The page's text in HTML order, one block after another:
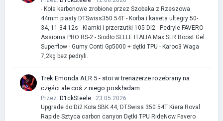
- Koła karbonowe zrobione przez Szobaka z Rzeszowa
44mm piasty DTSwiss350 54T - Korba i kaseta ultegry 50-
34, 11-34 12s - Klamki i przerzutki 105 DI2 - Pedryle FAVERO
Assioma PRO RS-2 - Siodło SELLE ITALIA Max SLR Boost Gel
Superflow - Gumy Conti Gp5000 + dętki TPU - Karoo3 Waga
7,2kg bez pedryli.
Trek Emonda ALR 5 - stoi w trenażerze rozebrany na
części ale coś z niego poskładam
Przez: D1ckSteele · 23.05.2026
Upgrade do Di2 Koła SBK 44, DTSwiss 350 54T Kiera Roval
Rapide Sztyca carbon canyon Dętki TPU RideNow Favero